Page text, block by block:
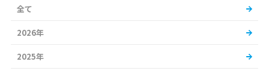
全て
2026年
2025年